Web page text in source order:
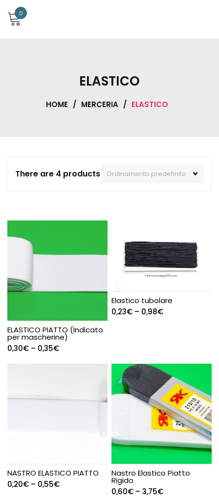
0
ELASTICO
HOME / MERCERIA / ELASTICO
There are 4 products
ELASTICO PIATTO (Indicato
per mascherine)
0,30€ – 0,35€
Elastico tubolare
0,23€ – 0,98€
NASTRO ELASTICO PIATTO
0,20€ – 0,55€
Nastro Elastico Piatto
Rigido
0,60€ –3,75€